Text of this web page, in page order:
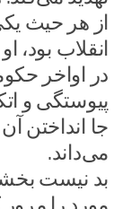
از هر حیث
انقلاب
در اواخر
پیوستگی و
جا انداختن
می‌داند.
بد نیست